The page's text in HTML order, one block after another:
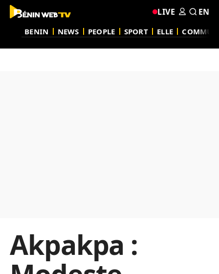
BENIN NEWS PEOPLE SPORT ELLE
LIVE EN
Akpakpa :